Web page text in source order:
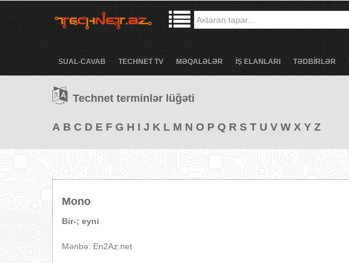
SUAL-CAVAB TECHNET TV MƏQALƏLƏR İŞ ELANLARI TƏDBİRLƏR
Technet terminlər lüğəti
A B C D E F G H I J K L M N O P Q R S T U V W X Y Z
Mono
Bir-; eyni
Mənbə: En2Az.net